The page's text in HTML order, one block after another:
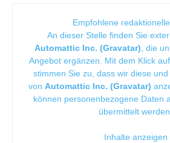
Empfohlene
An dieser Stelle finden Sie
Automattic Inc. (Gravatar), die
Angebot ergänzen. Mit dem Klick
stimmen Sie zu, dass wir diese
von Automattic Inc. (Gravatar)
können personenbezogene Daten
übermittelt
Inhalte anzeigen